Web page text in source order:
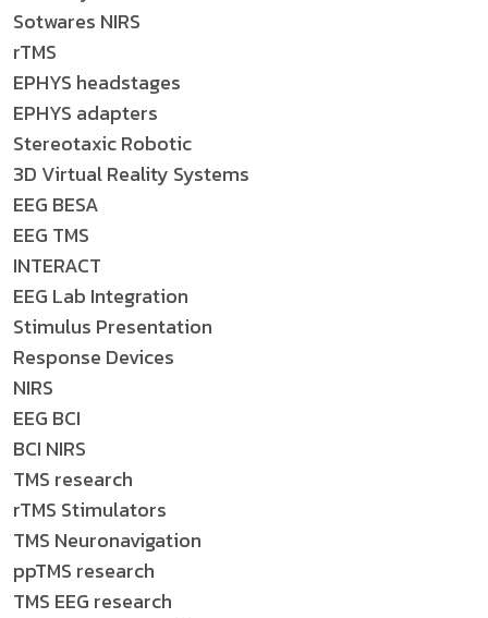
Sotwares NIRS
rTMS
EPHYS headstages
EPHYS adapters
Stereotaxic Robotic
3D Virtual Reality Systems
EEG BESA
EEG TMS
INTERACT
EEG Lab Integration
Stimulus Presentation
Response Devices
NIRS
EEG BCI
BCI NIRS
TMS research
rTMS Stimulators
TMS Neuronavigation
ppTMS research
TMS EEG research